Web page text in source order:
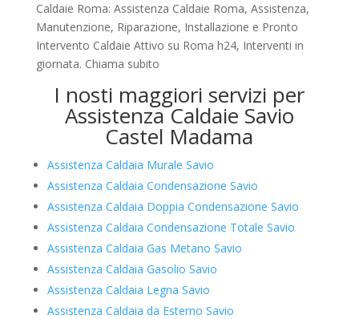
Caldaie Roma: Assistenza Caldaie Roma, Assistenza,
Manutenzione, Riparazione, Installazione e Pronto
Intervento Caldaie Attivo su Roma h24, Interventi in
giornata. Chiama subito
I nosti maggiori servizi per
Assistenza Caldaie Savio
Castel Madama
Assistenza Caldaia Murale Savio
Assistenza Caldaia Condensazione Savio
Assistenza Caldaia Doppia Condensazione Savio
Assistenza Caldaia Condensazione Totale Savio
Assistenza Caldaia Gas Metano Savio
Assistenza Caldaia Gasolio Savio
Assistenza Caldaia Legna Savio
Assistenza Caldaia da Esterno Savio